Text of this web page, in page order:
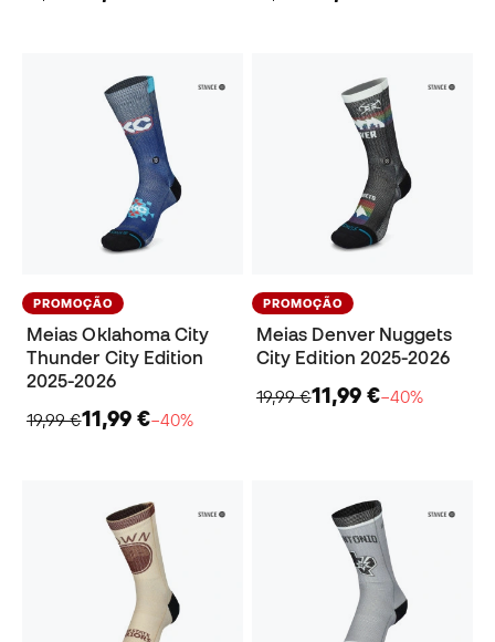
PROMOÇÃO
Meias Oklahoma City
Thunder City Edition
2025-2026
19,99 €11,99 €−40%
PROMOÇÃO
Meias Denver Nuggets
City Edition 2025-2026
19,99 €11,99 €−40%